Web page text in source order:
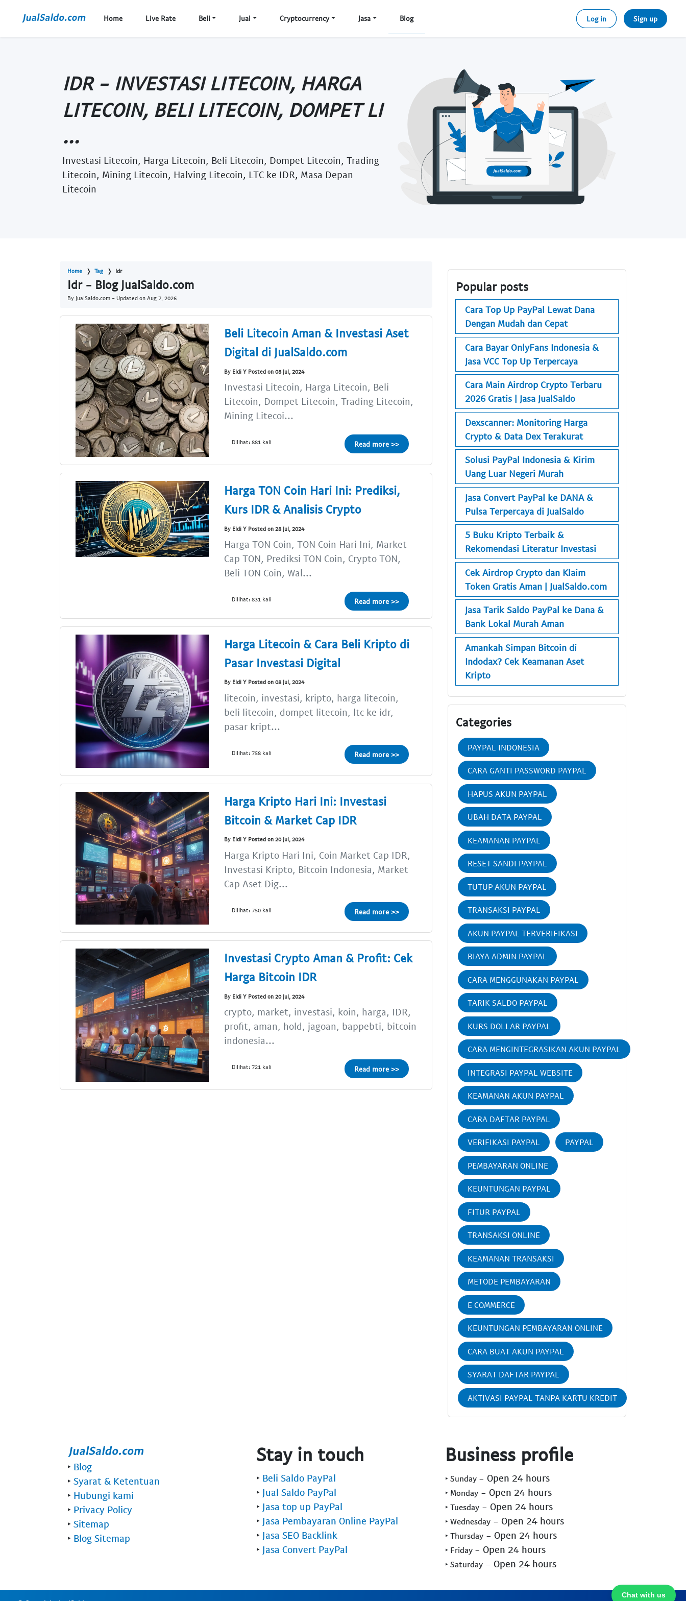
Home Live Rate Beli Jual Cryptocurrency Jasa Blog Log in Sign up
IDR - INVESTASI LITECOIN, HARGA
LITECOIN, BELI LITECOIN, DOMPET LI
...
Investasi Litecoin, Harga Litecoin, Beli Litecoin, Dompet Litecoin, Trading
Litecoin, Mining Litecoin, Halving Litecoin, LTC ke IDR, Masa Depan
Litecoin
Home Tag Idr
Idr - Blog JualSaldo.com
By JualSaldo.com - Updated on Aug 7, 2026
Beli Litecoin Aman & Investasi Aset
Digital di JualSaldo.com
By Eldi Y Posted on 08 Jul, 2024
Investasi Litecoin, Harga Litecoin, Beli
Litecoin, Dompet Litecoin, Trading Litecoin,
Mining Litecoi...
Dilihat: 881 kali Read more >>
Harga TON Coin Hari Ini: Prediksi,
Kurs IDR & Analisis Crypto
By Eldi Y Posted on 28 Jul, 2024
Harga TON Coin, TON Coin Hari Ini, Market
Cap TON, Prediksi TON Coin, Crypto TON,
Beli TON Coin, Wal...
Dilihat: 831 kali Read more >>
Harga Litecoin & Cara Beli Kripto di
Pasar Investasi Digital
By Eldi Y Posted on 08 Jul, 2024
litecoin, investasi, kripto, harga litecoin,
beli litecoin, dompet litecoin, ltc ke idr,
pasar kript...
Dilihat: 758 kali Read more >>
Harga Kripto Hari Ini: Investasi
Bitcoin & Market Cap IDR
By Eldi Y Posted on 20 Jul, 2024
Harga Kripto Hari Ini, Coin Market Cap IDR,
Investasi Kripto, Bitcoin Indonesia, Market
Cap Aset Dig...
Dilihat: 750 kali Read more >>
Investasi Crypto Aman & Profit: Cek
Harga Bitcoin IDR
By Eldi Y Posted on 20 Jul, 2024
crypto, market, investasi, koin, harga, IDR,
profit, aman, hold, jagoan, bappebti, bitcoin
indonesia...
Dilihat: 721 kali Read more >>
Popular posts
Cara Top Up PayPal Lewat Dana
Dengan Mudah dan Cepat
Cara Bayar OnlyFans Indonesia &
Jasa VCC Top Up Terpercaya
Cara Main Airdrop Crypto Terbaru
2026 Gratis | Jasa JualSaldo
Dexscanner: Monitoring Harga
Crypto & Data Dex Terakurat
Solusi PayPal Indonesia & Kirim
Uang Luar Negeri Murah
Jasa Convert PayPal ke DANA &
Pulsa Terpercaya di JualSaldo
5 Buku Kripto Terbaik &
Rekomendasi Literatur Investasi
Cek Airdrop Crypto dan Klaim
Token Gratis Aman | JualSaldo.com
Jasa Tarik Saldo PayPal ke Dana &
Bank Lokal Murah Aman
Amankah Simpan Bitcoin di
Indodax? Cek Keamanan Aset
Kripto
Categories
PAYPAL INDONESIA
CARA GANTI PASSWORD PAYPAL
HAPUS AKUN PAYPAL
UBAH DATA PAYPAL
KEAMANAN PAYPAL
RESET SANDI PAYPAL
TUTUP AKUN PAYPAL
TRANSAKSI PAYPAL
AKUN PAYPAL TERVERIFIKASI
BIAYA ADMIN PAYPAL
CARA MENGGUNAKAN PAYPAL
TARIK SALDO PAYPAL
KURS DOLLAR PAYPAL
CARA MENGINTEGRASIKAN AKUN PAYPAL
INTEGRASI PAYPAL WEBSITE
KEAMANAN AKUN PAYPAL
CARA DAFTAR PAYPAL
VERIFIKASI PAYPAL PAYPAL
PEMBAYARAN ONLINE
KEUNTUNGAN PAYPAL
FITUR PAYPAL
TRANSAKSI ONLINE
KEAMANAN TRANSAKSI
METODE PEMBAYARAN
E COMMERCE
KEUNTUNGAN PEMBAYARAN ONLINE
CARA BUAT AKUN PAYPAL
SYARAT DAFTAR PAYPAL
AKTIVASI PAYPAL TANPA KARTU KREDIT
Chat with us
‣ Blog
‣ Syarat & Ketentuan
‣ Hubungi kami
‣ Privacy Policy
‣ Sitemap
‣ Blog Sitemap
Stay in touch
‣ Beli Saldo PayPal
‣ Jual Saldo PayPal
‣ Jasa top up PayPal
‣ Jasa Pembayaran Online PayPal
‣ Jasa SEO Backlink
‣ Jasa Convert PayPal
Business profile
‣ Sunday - Open 24 hours
‣ Monday - Open 24 hours
‣ Tuesday - Open 24 hours
‣ Wednesday - Open 24 hours
‣ Thursday - Open 24 hours
‣ Friday - Open 24 hours
‣ Saturday - Open 24 hours